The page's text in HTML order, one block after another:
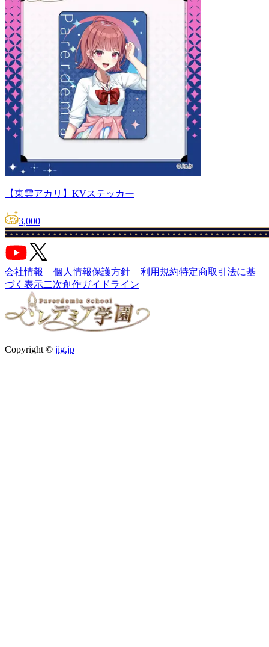
【東雲アカリ】KVステッカー
3,000
会社情報 個人情報保護方針 利用規約特定商取引法に基
づく表示二次創作ガイドライン
Copyright © jig.jp